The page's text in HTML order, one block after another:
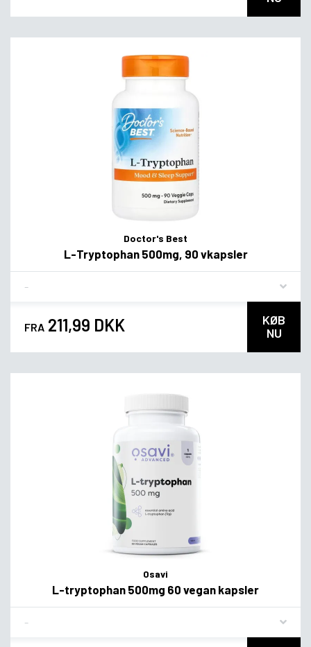
Doctor's Best
L-Tryptophan 500mg, 90 vkapsler
FRA 211,99 DKK
KØB
NU
Osavi
L-tryptophan 500mg 60 vegan kapsler